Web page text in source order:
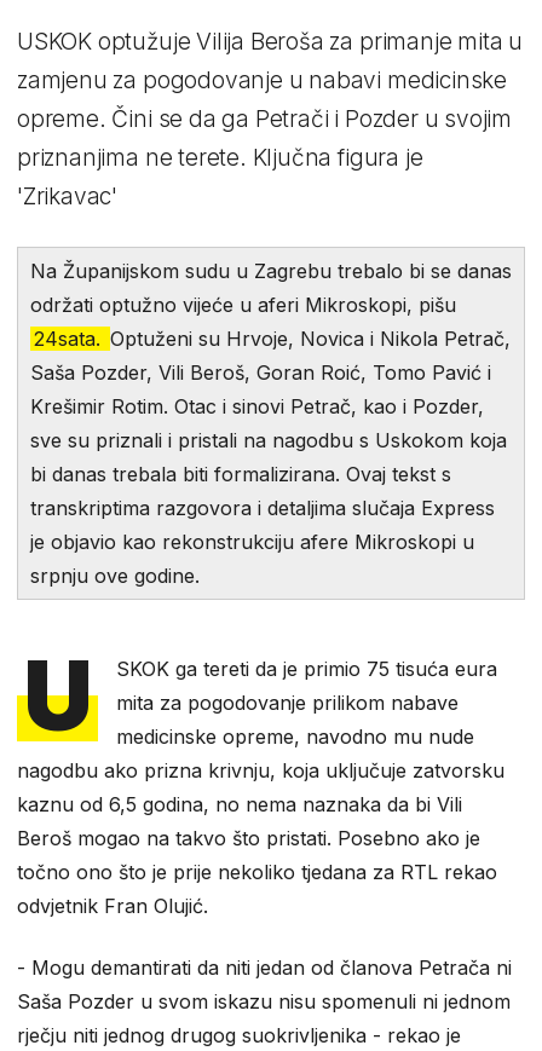
USKOK optužuje Vilija Beroša za primanje mita u
zamjenu za pogodovanje u nabavi medicinske
opreme. Čini se da ga Petrači i Pozder u svojim
priznanjima ne terete. Ključna figura je
'Zrikavac'
Na Županijskom sudu u Zagrebu trebalo bi se danas
održati optužno vijeće u aferi Mikroskopi, pišu
24sata. Optuženi su Hrvoje, Novica i Nikola Petrač,
Saša Pozder, Vili Beroš, Goran Roić, Tomo Pavić i
Krešimir Rotim. Otac i sinovi Petrač, kao i Pozder,
sve su priznali i pristali na nagodbu s Uskokom koja
bi danas trebala biti formalizirana. Ovaj tekst s
transkriptima razgovora i detaljima slučaja Express
je objavio kao rekonstrukciju afere Mikroskopi u
srpnju ove godine.
U
SKOK ga tereti da je primio 75 tisuća eura
mita za pogodovanje prilikom nabave
medicinske opreme, navodno mu nude
nagodbu ako prizna krivnju, koja uključuje zatvorsku
kaznu od 6,5 godina, no nema naznaka da bi Vili
Beroš mogao na takvo što pristati. Posebno ako je
točno ono što je prije nekoliko tjedana za RTL rekao
odvjetnik Fran Olujić.
- Mogu demantirati da niti jedan od članova Petrača ni
Saša Pozder u svom iskazu nisu spomenuli ni jednom
rječju niti jednog drugog suokrivljenika - rekao je